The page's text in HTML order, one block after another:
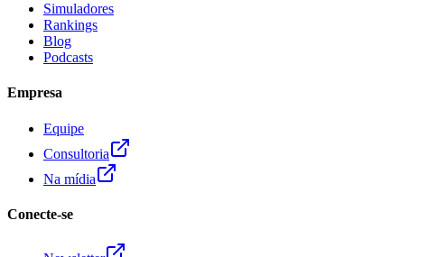
Simuladores
Rankings
Blog
Podcasts
Empresa
Equipe
Consultoria
Na mídia
Conecte-se